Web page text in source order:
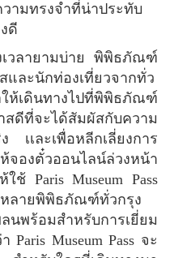
ามทรงจำที่น่าประทับ
ดี
และนักท่องเที่ยวจากทั่ว
ห้เดินทางไปที่พิพิธภัณฑ์
ดีที่จะได้สัมผัสกับความ
เเละเพื่อหลีกเลี่ยงการ
งตั๋วออนไลน์ล่วงหน้า
ช้ Paris Museum Pass
หลายพิพิธภัณฑ์ทั่วกรุง
พร้อมสำหรับการเยี่ยม
Museum Pass จะ